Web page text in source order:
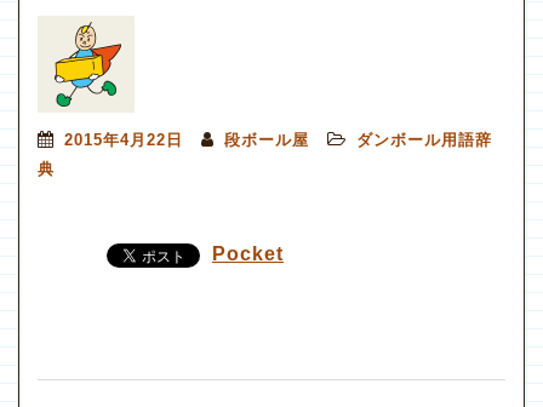
2015年4月22日 段ボール屋
ダンボール用語辞
典
Pocket